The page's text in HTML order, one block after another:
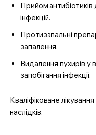
Прийом
інфекцій.
Протизапальні
запалення.
Видалення пухирів у
запобігання інфекції.
Кваліфіковане
наслідків.